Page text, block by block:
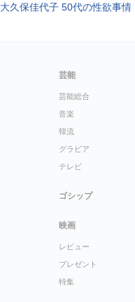
大久保佳代子 50代の性欲事情
芸能
芸能総合
音楽
韓流
グラビア
テレビ
ゴシップ
映画
レビュー
プレゼント
特集